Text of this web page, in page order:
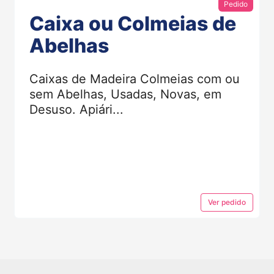
Pedido
Caixa ou Colmeias de
Abelhas
Caixas de Madeira Colmeias com ou
sem Abelhas, Usadas, Novas, em
Desuso. Apiári...
Ver pedido